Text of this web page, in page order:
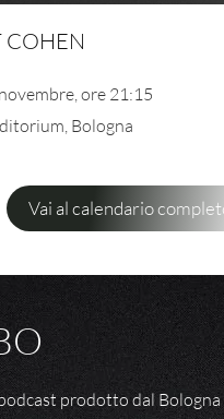
COHEN
ore 21:15
Bologna
Vai al calendario
prodotto dal Bologna